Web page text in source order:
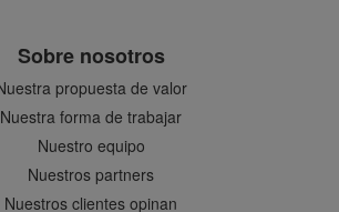
Sobre nosotros
propuesta de valor
Nuestra forma de trabajar
Nuestro equipo
Nuestros partners
Nuestros clientes opinan